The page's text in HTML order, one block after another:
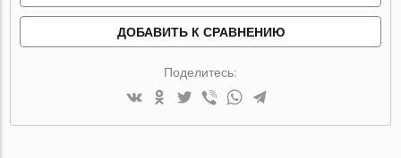
ДОБАВИТЬ К СРАВНЕНИЮ
Поделитесь: